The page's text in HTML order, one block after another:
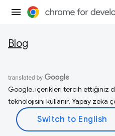
Blog
Google, içerikleri tercih ettiğiniz
teknolojisini kullanır. Yapay zeka